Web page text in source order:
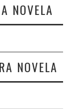
NOVELA
NOVELA